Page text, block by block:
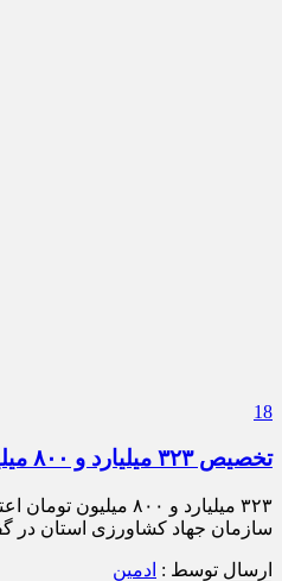
18
تخصیص ۳۲۳ میلیارد و ۸۰۰ میلیون تومان اعتبار تبصره ۱۸ بخش کشاورزی
سازمان جهاد کشاورزی استان در گفت‌و‌گو با
ارسال توسط : ادمین